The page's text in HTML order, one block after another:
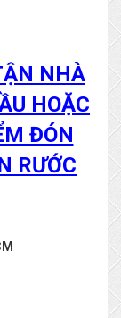
NHÀ
HOẶC
ĐÓN
RƯỚC